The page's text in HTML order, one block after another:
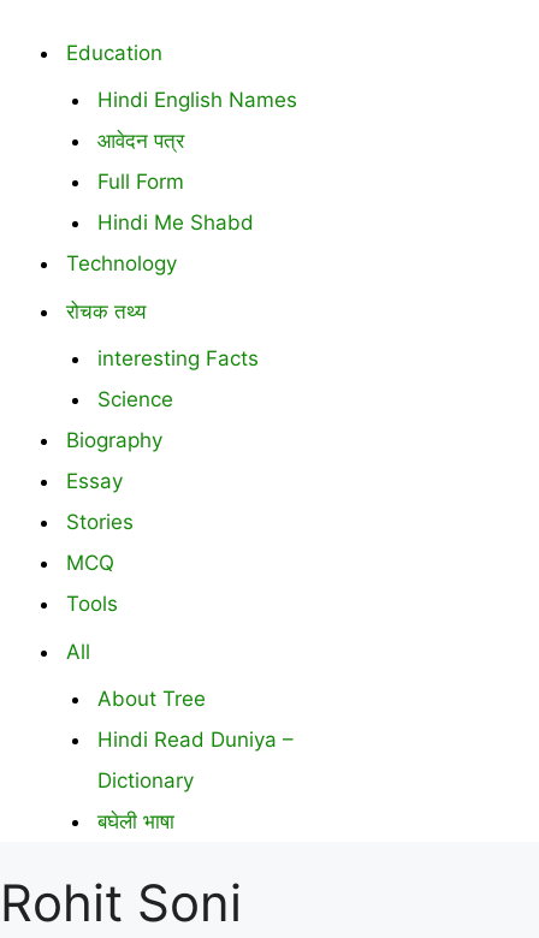
Education
Hindi English Names
आवेदन पत्र
Full Form
Hindi Me Shabd
Technology
रोचक तथ्य
interesting Facts
Science
Biography
Essay
Stories
MCQ
Tools
All
About Tree
Hindi Read Duniya –
Dictionary
बघेली भाषा
Rohit Soni